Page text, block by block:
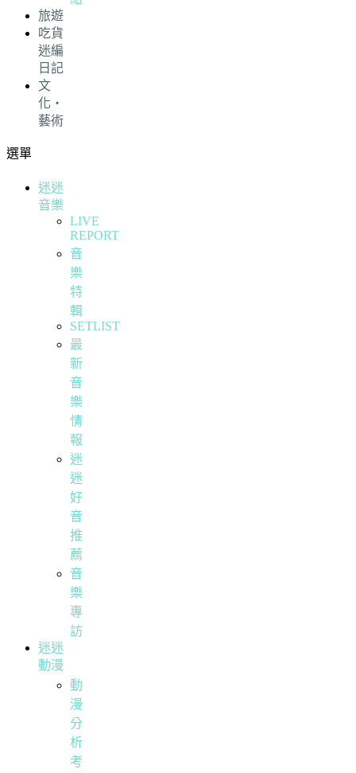
旅遊
吃貨
迷編
日記
文
化・
藝術
選單
迷迷
音樂
LIVE
REPORT
音
樂
特
輯
SETLIST
最
新
音
樂
情
報
迷
迷
好
音
推
薦
音
樂
專
訪
迷迷
動漫
動
漫
分
析
考